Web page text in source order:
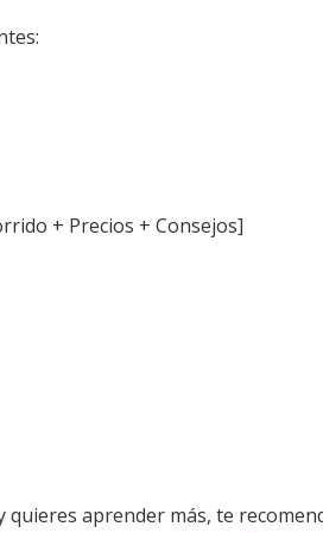
+ Precios + Consejos]
aprender más, te